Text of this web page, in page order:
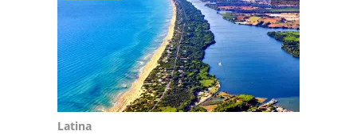
Latina